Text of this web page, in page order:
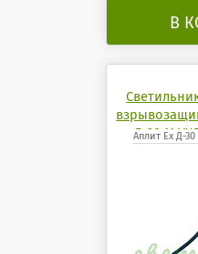
В
Д-30 М
Аплит Ех Д-